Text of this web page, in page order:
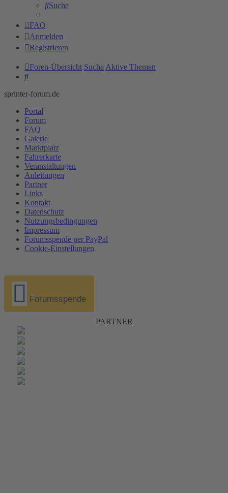
Suche
FAQ
Anmelden
Registrieren
Foren-Übersicht Suche Aktive Themen
Suche
sprinter-forum.de
Portal
Forum
FAQ
Galerie
Marktplatz
Fahrerkarte
Veranstaltungen
Anleitungen
Partner
Links
Kontakt
Datenschutz
Nutzungsbedingungen
Impressum
Forumsspende per PayPal
Cookie-Einstellungen
Forumsspende
PARTNER